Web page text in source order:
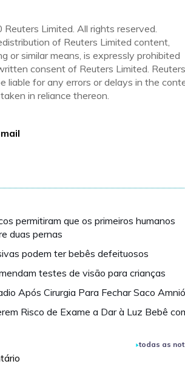
Limited. All rights reserved.
of Reuters Limited content,
or similar means, is expressly prohibited
consent of Reuters Limited. Reuters
liable for any errors or delays in the
in reliance thereon.
permitiram que os primeiros humanos
duas pernas
podem ter bebês defeituosos
testes de visão para crianças
Após Cirurgia Para Fechar Saco
Risco de Exame a Dar à Luz Bebê
todas as